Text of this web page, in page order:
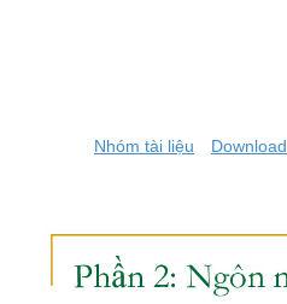
Nhóm tài liệu Download